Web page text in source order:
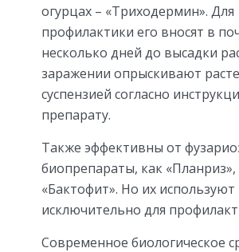
огурцах – «Триходермин». Для
профилактики его вносят в
несколько дней до высадки
заражении опрыскивают
суспензией согласно
препарату.
Также эффективны от
биопрепараты, как
«Бактофит». Но их используют
исключительно для
Современное биологическое